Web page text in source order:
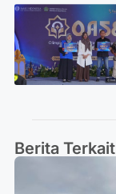
Berita Terkait